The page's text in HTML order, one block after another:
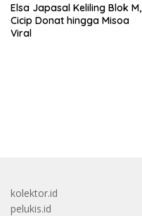
Elsa Japasal Keliling Blok M,
Cicip Donat hingga Misoa
Viral
kolektor.id
pelukis.id